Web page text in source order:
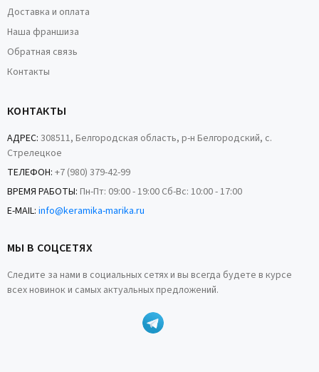
Доставка и оплата
Наша франшиза
Обратная связь
Контакты
КОНТАКТЫ
АДРЕС: 308511, Белгородская область, р-н Белгородский, с.
Стрелецкое
ТЕЛЕФОН: +7 (980) 379-42-99
ВРЕМЯ РАБОТЫ: Пн-Пт: 09:00 - 19:00 Сб-Вс: 10:00 - 17:00
E-MAIL: info@keramika-marika.ru
МЫ В СОЦСЕТЯХ
Следите за нами в социальных сетях и вы всегда будете в курсе
всех новинок и самых актуальных предложений.